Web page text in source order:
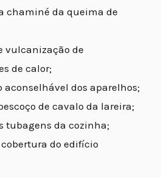
chaminé da queima de
vulcanização de
de calor;
aconselhável dos aparelhos;
de cavalo da lareira;
tubagens da cozinha;
do edifício